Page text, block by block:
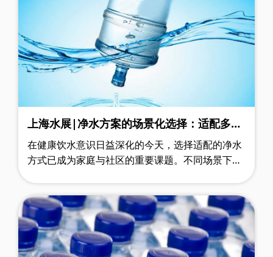
上海水展|净水方案的场景化选择：适配多元
用水需求的核心逻辑
在健康饮水意识日益深化的今天，选择适配的净水
方式已成为家庭与社区的重要课题。不同场景下的